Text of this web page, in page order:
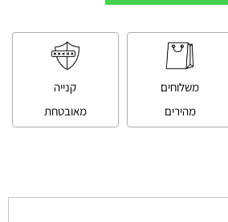
משלוחים
מהירים
קנייה
מאובטחת